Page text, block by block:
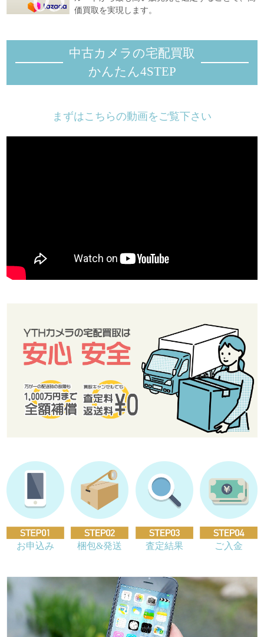
価買取を実現します。
中古カメラの宅配買取
かんたん4STEP
まずはこちらの動画をご覧下さい
お申込み 梱包&発送 査定結果 ご入金